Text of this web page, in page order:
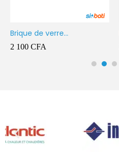
Brique de verre
190X190X80MM Transparent
2 100 CFA